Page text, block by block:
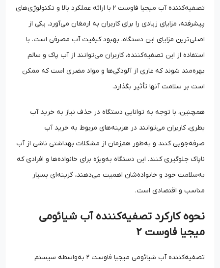
تصفیه‌کننده آب میجیا فاوست ۲ با ارائه عملکرد بالا و تکنولوژی‌های
پیشرفته، مزایای زیادی را برای کاربران به ارمغان می‌آورد. یکی از
اصلی‌ترین مزایای این دستگاه، بهبود کیفیت آب مصرفی است. با
استفاده از این تصفیه‌کننده، کاربران می‌توانند از آب پاک و سالم
بهره‌مند شوند که عاری از آلودگی‌ها و مواد مضری است که ممکن
است بر سلامت آنها تأثیر بگذارد.
همچنین، با توجه به توانایی دستگاه در حذف نیاز به خرید آب
بطری، کاربران می‌توانند در هزینه‌های مربوط به خرید آب
صرفه‌جویی کنند و به‌طور هم‌زمان از مشکلات بهداشتی ناشی از آب
ناپاک جلوگیری کنند. این دستگاه به‌ویژه برای خانواده‌ها و افرادی که
به‌سلامت خود و خانواده‌شان اهمیت می‌دهند، گزینه‌ای بسیار
مناسب و اقتصادی است.
نحوه کارکرد تصفیه‌کننده آب شیائومی
میجیا فاوست۲
تصفیه‌کننده آب شیائومی میجیا فاوست ۲ به‌واسطه سیستم